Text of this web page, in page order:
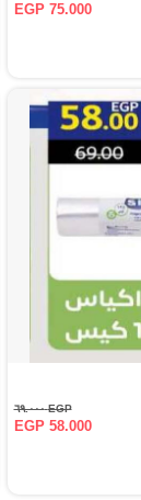
EGP 75.000
EGP ٦٩.٠٠٠
EGP 58.000